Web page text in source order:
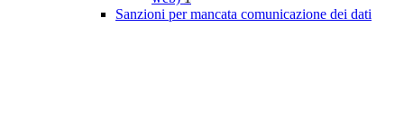
Sanzioni per mancata comunicazione dei dati